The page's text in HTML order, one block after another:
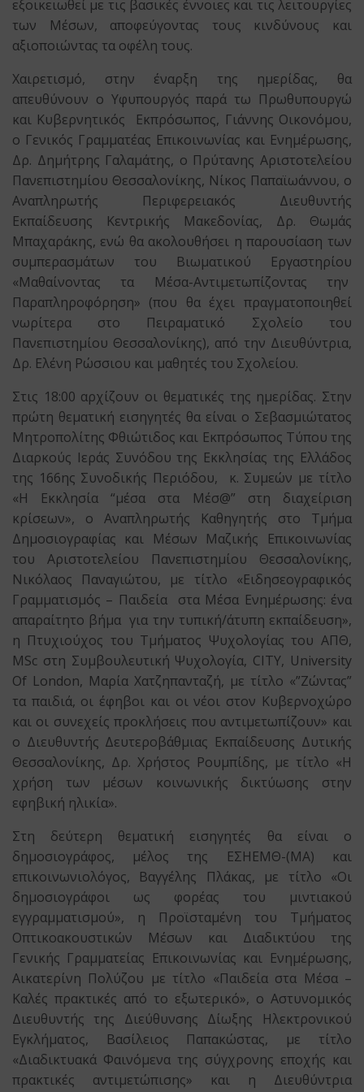
εξοικειωθεί με τις βασικές έννοιες και τις λειτουργίες
των Μέσων, αποφεύγοντας τους κινδύνους και
αξιοποιώντας τα οφέλη τους.
Χαιρετισμό, στην έναρξη της ημερίδας, θα
απευθύνουν ο Υφυπουργός παρά τω Πρωθυπουργώ
και Κυβερνητικός Εκπρόσωπος, Γιάννης Οικονόμου,
ο Γενικός Γραμματέας Επικοινωνίας και Ενημέρωσης,
Δρ. Δημήτρης Γαλαμάτης, ο Πρύτανης Αριστοτελείου
Πανεπιστημίου Θεσσαλονίκης, Νίκος Παπαϊωάννου, ο
Αναπληρωτής Περιφερειακός Διευθυντής
Εκπαίδευσης Κεντρικής Μακεδονίας, Δρ. Θωμάς
Μπαχαράκης, ενώ θα ακολουθήσει η παρουσίαση των
συμπερασμάτων του Βιωματικού Εργαστηρίου
«Μαθαίνοντας τα Μέσα-Αντιμετωπίζοντας την
Παραπληροφόρηση» (που θα έχει πραγματοποιηθεί
νωρίτερα στο Πειραματικό Σχολείο του
Πανεπιστημίου Θεσσαλονίκης), από την Διευθύντρια,
Δρ. Ελένη Ρώσσιου και μαθητές του Σχολείου.
Στις 18:00 αρχίζουν οι θεματικές της ημερίδας. Στην
πρώτη θεματική εισηγητές θα είναι ο Σεβασμιώτατος
Μητροπολίτης Φθιώτιδoς και Εκπρόσωπος Τύπου της
Διαρκούς Ιεράς Συνόδου της Εκκλησίας της Ελλάδος
της 166ης Συνοδικής Περιόδου, κ. Συμεών με τίτλο
«Η Εκκλησία “μέσα στα Μέσ@” στη διαχείριση
κρίσεων», ο Αναπληρωτής Καθηγητής στο Τμήμα
Δημοσιογραφίας και Μέσων Μαζικής Επικοινωνίας
του Αριστοτελείου Πανεπιστημίου Θεσσαλονίκης,
Νικόλαος Παναγιώτου, με τίτλο «Ειδησεογραφικός
Γραμματισμός – Παιδεία στα Μέσα Ενημέρωσης: ένα
απαραίτητο βήμα για την τυπική/άτυπη εκπαίδευση»,
η Πτυχιούχος του Τμήματος Ψυχολογίας του ΑΠΘ,
MSc στη Συμβουλευτική Ψυχολογία, CITY, University
Of London, Μαρία Χατζηπανταζή, με τίτλο «”Ζώντας”
τα παιδιά, οι έφηβοι και οι νέοι στον Κυβερνοχώρο
και οι συνεχείς προκλήσεις που αντιμετωπίζουν» και
ο Διευθυντής Δευτεροβάθμιας Εκπαίδευσης Δυτικής
Θεσσαλονίκης, Δρ. Χρήστος Ρουμπίδης, με τίτλο «Η
χρήση των μέσων κοινωνικής δικτύωσης στην
εφηβική ηλικία».
Στη δεύτερη θεματική εισηγητές θα είναι ο
δημοσιογράφος, μέλος της ΕΣΗΕΜΘ-(ΜΑ) και
επικοινωνιολόγος, Βαγγέλης Πλάκας, με τίτλο «Οι
δημοσιογράφοι ως φορέας του μιντιακού
εγγραμματισμού», η Προϊσταμένη του Τμήματος
Οπτικοακουστικών Μέσων και Διαδικτύου της
Γενικής Γραμματείας Επικοινωνίας και Ενημέρωσης,
Αικατερίνη Πολύζου με τίτλο «Παιδεία στα Μέσα –
Καλές πρακτικές από το εξωτερικό», ο Αστυνομικός
Διευθυντής της Διεύθυνσης Δίωξης Ηλεκτρονικού
Εγκλήματος, Βασίλειος Παπακώστας, με τίτλο
«Διαδικτυακά Φαινόμενα της σύγχρονης εποχής και
πρακτικές αντιμετώπισης» και η Διευθύντρια